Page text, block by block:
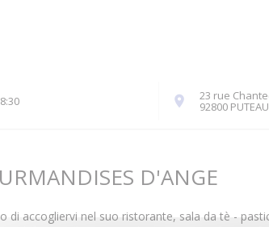
23 rue
92800
D'ANGE
di accogliervi nel suo ristorante, sala da tè -